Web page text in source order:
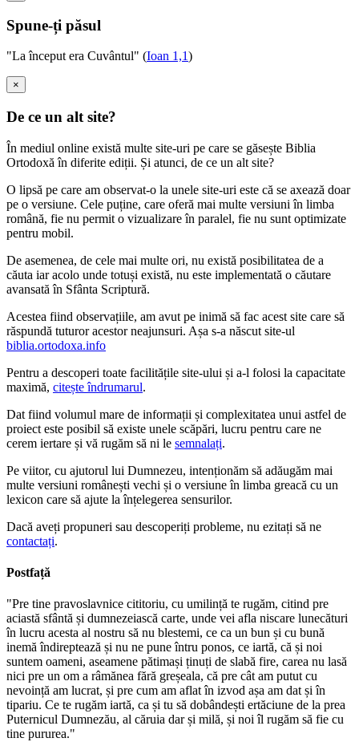
Spune-ți păsul
"La început era Cuvântul" (Ioan 1,1)
×
De ce un alt site?
În mediul online există multe site-uri pe care se găsește Biblia
Ortodoxă în diferite ediții. Și atunci, de ce un alt site?
O lipsă pe care am observat-o la unele site-uri este că se axează doar
pe o versiune. Cele puține, care oferă mai multe versiuni în limba
română, fie nu permit o vizualizare în paralel, fie nu sunt optimizate
pentru mobil.
De asemenea, de cele mai multe ori, nu există posibilitatea de a
căuta iar acolo unde totuși există, nu este implementată o căutare
avansată în Sfânta Scriptură.
Acestea fiind observațiile, am avut pe inimă să fac acest site care să
răspundă tuturor acestor neajunsuri. Așa s-a născut site-ul
biblia.ortodoxa.info
Pentru a descoperi toate facilitățile site-ului și a-l folosi la capacitate
maximă, citește îndrumarul.
Dat fiind volumul mare de informații și complexitatea unui astfel de
proiect este posibil să existe unele scăpări, lucru pentru care ne
cerem iertare și vă rugăm să ni le semnalați.
Pe viitor, cu ajutorul lui Dumnezeu, intenționăm să adăugăm mai
multe versiuni românești vechi și o versiune în limba greacă cu un
lexicon care să ajute la înțelegerea sensurilor.
Dacă aveți propuneri sau descoperiți probleme, nu ezitați să ne
contactați.
Postfață
"Pre tine pravoslavnice cititoriu, cu umilință te rugăm, citind pre
aciastă sfântă și dumnezeiască carte, unde vei afla niscare lunecături
în lucru acesta al nostru să nu blestemi, ce ca un bun și cu bună
inemă îndireptează și nu ne pune întru ponos, ce iartă, că și noi
suntem oameni, aseamene pătimași ținuți de slabă fire, carea nu lasă
nici pre un om a râmănea fără greșeala, că pre cât am putut cu
nevoință am lucrat, și pre cum am aflat în izvod așa am dat și în
tipariu. Ce te rugăm iartă, ca și tu să dobândești ertăciune de la prea
Puternicul Dumnezău, al căruia dar și milă, și noi îl rugăm să fie cu
tine pururea."